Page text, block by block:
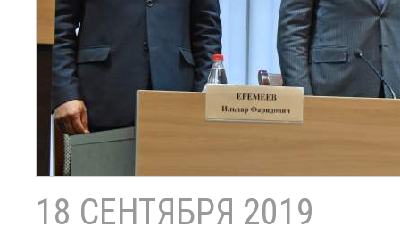
18 СЕНТЯБРЯ 2019